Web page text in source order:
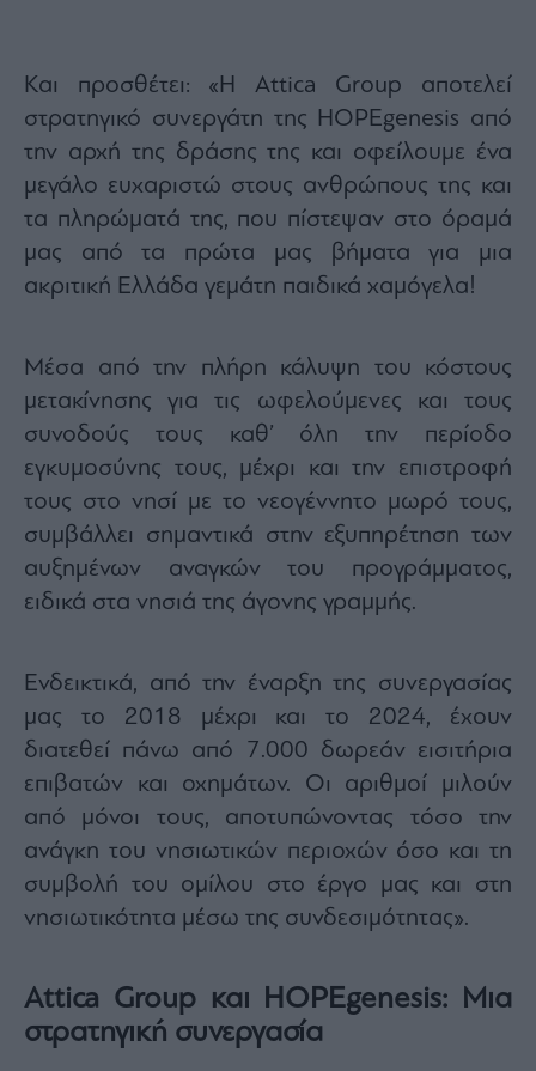
Και προσθέτει: «Η Attica Group αποτελεί
στρατηγικό συνεργάτη της HOPEgenesis από
την αρχή της δράσης της και οφείλουμε ένα
μεγάλο ευχαριστώ στους ανθρώπους της και
τα πληρώματά της, που πίστεψαν στο όραμά
μας από τα πρώτα μας βήματα για μια
ακριτική Ελλάδα γεμάτη παιδικά χαμόγελα!
Μέσα από την πλήρη κάλυψη του κόστους
μετακίνησης για τις ωφελούμενες και τους
συνοδούς τους καθ’ όλη την περίοδο
εγκυμοσύνης τους, μέχρι και την επιστροφή
τους στο νησί με το νεογέννητο μωρό τους,
συμβάλλει σημαντικά στην εξυπηρέτηση των
αυξημένων αναγκών του προγράμματος,
ειδικά στα νησιά της άγονης γραμμής.
Ενδεικτικά, από την έναρξη της συνεργασίας
μας το 2018 μέχρι και το 2024, έχουν
διατεθεί πάνω από 7.000 δωρεάν εισιτήρια
επιβατών και οχημάτων. Οι αριθμοί μιλούν
από μόνοι τους, αποτυπώνοντας τόσο την
ανάγκη του νησιωτικών περιοχών όσο και τη
συμβολή του ομίλου στο έργο μας και στη
νησιωτικότητα μέσω της συνδεσιμότητας».
Attica Group και HOPEgenesis: Μια
στρατηγική συνεργασία